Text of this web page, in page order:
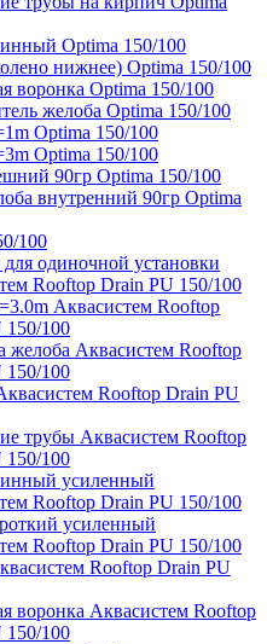
Optima 150/100
нижнее) Optima 150/100
воронка Optima 150/100
желоба Optima 150/100
Optima 150/100
Optima 150/100
90гр Optima 150/100
внутренний 90гр Optima
100
одиночной установки
Rooftop Drain PU 150/100
Аквасистем Rooftop
150/100
желоба Аквасистем Rooftop
150/100
Rooftop Drain PU
трубы Аквасистем Rooftop
150/100
усиленный
Rooftop Drain PU 150/100
усиленный
Rooftop Drain PU 150/100
Rooftop Drain PU
воронка Аквасистем Rooftop
150/100